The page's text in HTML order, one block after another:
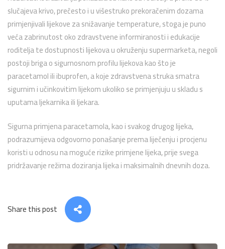
slučajeva krivo, prečesto i u višestruko prekoračenim dozama
primjenjivali lijekove za snižavanje temperature, stoga je puno
veća zabrinutost oko zdravstvene informiranosti i edukacije
roditelja te dostupnosti lijekova u okruženju supermarketa, negoli
postoji briga o sigurnosnom profilu lijekova kao što je
paracetamol ili ibuprofen, a koje zdravstvena struka smatra
sigurnim i učinkovitim lijekom ukoliko se primjenjuju u skladu s
uputama ljekarnika ili ljekara.
Sigurna primjena paracetamola, kao i svakog drugog lijeka,
podrazumijeva odgovorno ponašanje prema liječenju i procjenu
koristi u odnosu na moguće rizike primjene lijeka, prije svega
pridržavanje režima doziranja lijeka i maksimalnih dnevnih doza.
Share this post